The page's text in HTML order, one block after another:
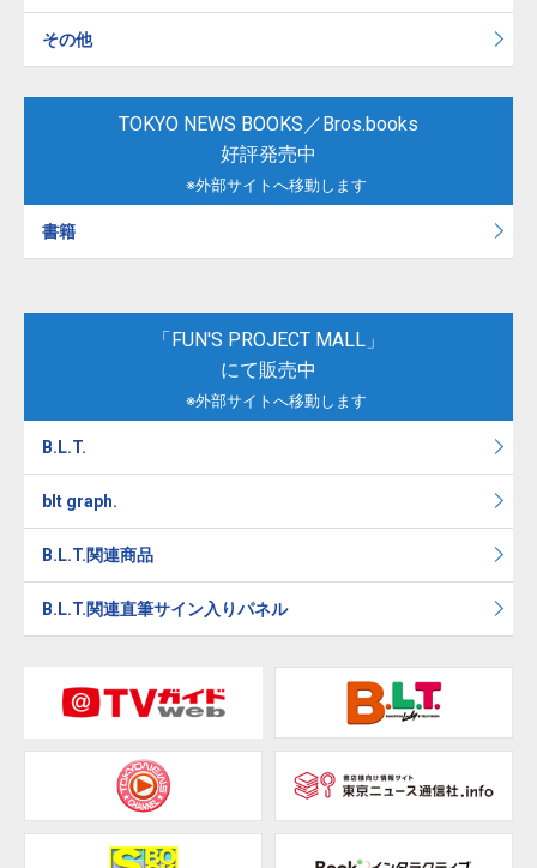
その他
TOKYO NEWS BOOKS／Bros.books
好評発売中
※外部サイトへ移動します
書籍
「FUN'S PROJECT MALL」
にて販売中
※外部サイトへ移動します
B.L.T.
blt graph.
B.L.T.関連商品
B.L.T.関連直筆サイン入りパネル